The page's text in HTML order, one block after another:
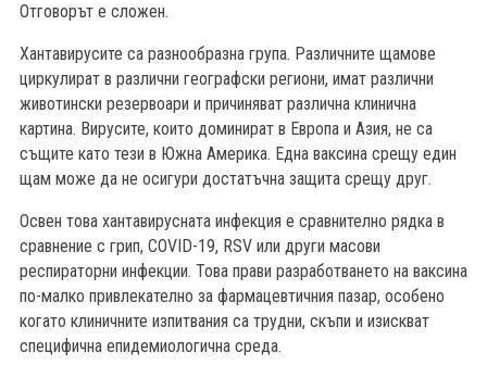
Отговорът е сложен.
Хантавирусите са разнообразна група. Различните щамове
циркулират в различни географски региони, имат различни
животински резервоари и причиняват различна клинична
картина. Вирусите, които доминират в Европа и Азия, не са
същите като тези в Южна Америка. Една ваксина срещу един
щам може да не осигури достатъчна защита срещу друг.
Освен това хантавирусната инфекция е сравнително рядка в
сравнение с грип, COVID-19, RSV или други масови
респираторни инфекции. Това прави разработването на ваксина
по-малко привлекателно за фармацевтичния пазар, особено
когато клиничните изпитвания са трудни, скъпи и изискват
специфична епидемиологична среда.